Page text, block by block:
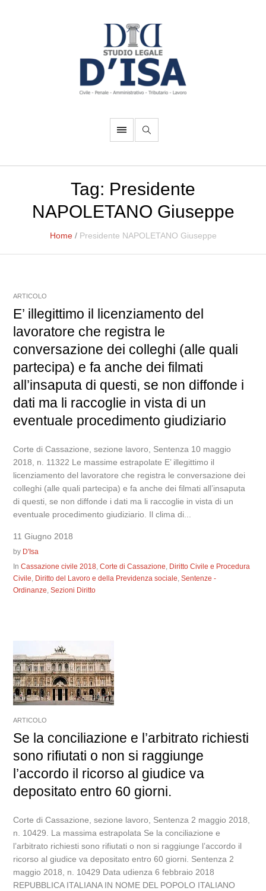
Tag: Presidente
NAPOLETANO Giuseppe
Home / Presidente NAPOLETANO Giuseppe
ARTICOLO
E’ illegittimo il licenziamento del
lavoratore che registra le
conversazione dei colleghi (alle quali
partecipa) e fa anche dei filmati
all’insaputa di questi, se non diffonde i
dati ma li raccoglie in vista di un
eventuale procedimento giudiziario
Corte di Cassazione, sezione lavoro, Sentenza 10 maggio
2018, n. 11322 Le massime estrapolate E’ illegittimo il
licenziamento del lavoratore che registra le conversazione dei
colleghi (alle quali partecipa) e fa anche dei filmati all’insaputa
di questi, se non diffonde i dati ma li raccoglie in vista di un
eventuale procedimento giudiziario. Il clima di...
11 Giugno 2018
by D'Isa
InCassazione civile 2018,Corte di Cassazione, Diritto Civile e Procedura
Civile, Diritto del Lavoro e della Previdenza sociale,Sentenze -
Ordinanze,Sezioni Diritto
ARTICOLO
Se la conciliazione e l’arbitrato richiesti
sono rifiutati o non si raggiunge
l’accordo il ricorso al giudice va
depositato entro 60 giorni.
Corte di Cassazione, sezione lavoro, Sentenza 2 maggio 2018,
n. 10429. La massima estrapolata Se la conciliazione e
l’arbitrato richiesti sono rifiutati o non si raggiunge l’accordo il
ricorso al giudice va depositato entro 60 giorni. Sentenza 2
maggio 2018, n. 10429 Data udienza 6 febbraio 2018
REPUBBLICA ITALIANA IN NOME DEL POPOLO ITALIANO